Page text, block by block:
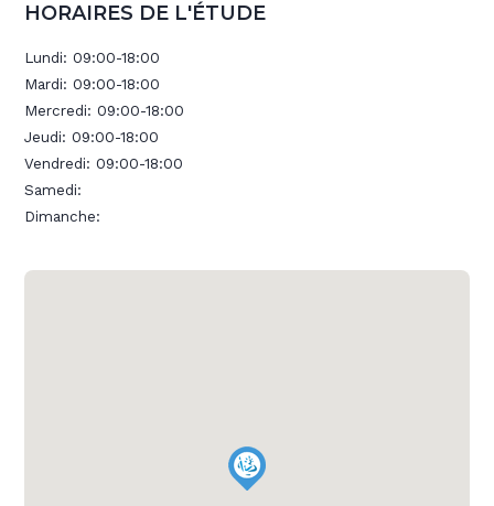
HORAIRES DE L'ÉTUDE
Lundi:09:00-18:00
Mardi:09:00-18:00
Mercredi:09:00-18:00
Jeudi:09:00-18:00
Vendredi:09:00-18:00
Samedi:
Dimanche: